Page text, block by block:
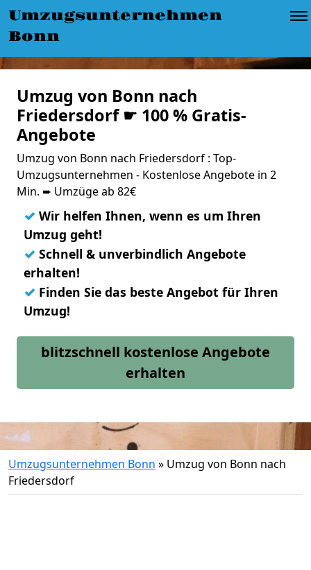
Umzugsunternehmen
Bonn
Umzug von Bonn nach
Friedersdorf ☛ 100 % Gratis-
Angebote
Umzug von Bonn nach Friedersdorf : Top-
Umzugsunternehmen - Kostenlose Angebote in 2
Min. ➨ Umzüge ab 82€
✓ Wir helfen Ihnen, wenn es um Ihren
Umzug geht!
✓ Schnell & unverbindlich Angebote
erhalten!
✓ Finden Sie das beste Angebot für Ihren
Umzug!
blitzschnell kostenlose Angebote
erhalten
Umzugsunternehmen Bonn » Umzug von Bonn nach
Friedersdorf